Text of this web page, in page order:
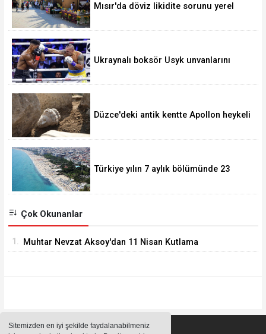
Sitemizden en iyi şekilde faydalanabilmeniz
Mısır'da döviz likidite sorunu yerel
Ukraynalı boksör Usyk unvanlarını
Düzce'deki antik kentte Apollon heykeli
Türkiye yılın 7 aylık bölümünde 23
Çok Okunanlar
1. Muhtar Nevzat Aksoy'dan 11 Nisan Kutlama